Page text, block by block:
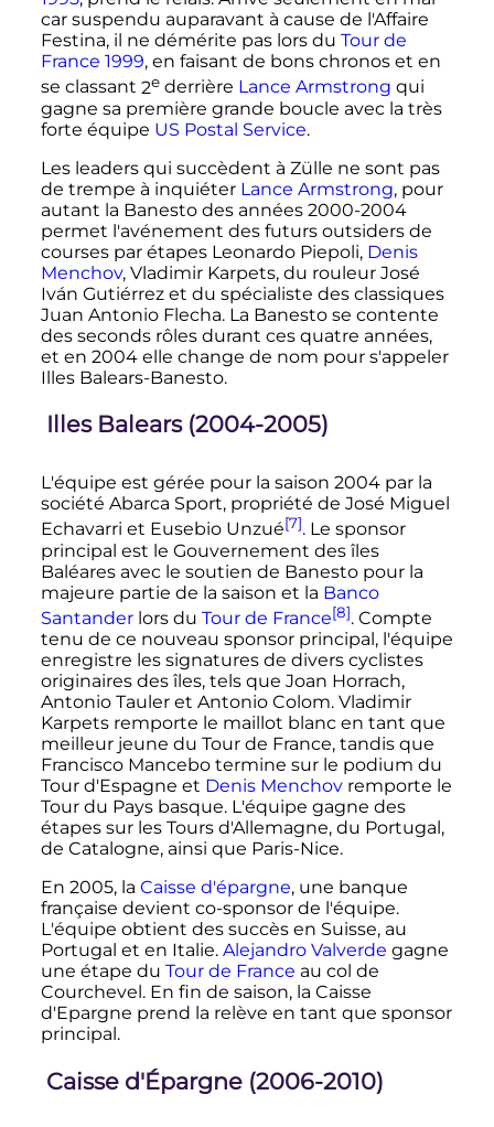
car suspendu auparavant à cause de l'Affaire
Festina, il ne démérite pas lors du Tour de
France 1999, en faisant de bons chronos et en
se classant 2e derrière Lance Armstrong qui
gagne sa première grande boucle avec la très
forte équipe US Postal Service.
Les leaders qui succèdent à Zülle ne sont pas
de trempe à inquiéter Lance Armstrong, pour
autant la Banesto des années 2000-2004
permet l'avénement des futurs outsiders de
courses par étapes Leonardo Piepoli, Denis
Menchov, Vladimir Karpets, du rouleur José
Iván Gutiérrez et du spécialiste des classiques
Juan Antonio Flecha. La Banesto se contente
des seconds rôles durant ces quatre années,
et en 2004 elle change de nom pour s'appeler
Illes Balears-Banesto.
Illes Balears (2004-2005)
L'équipe est gérée pour la saison 2004 par la
société Abarca Sport, propriété de José Miguel
Echavarri et Eusebio Unzué[7]. Le sponsor
principal est le Gouvernement des îles
Baléares avec le soutien de Banesto pour la
majeure partie de la saison et la Banco
Santanderlors du Tour de France[8]. Compte
tenu de ce nouveau sponsor principal, l'équipe
enregistre les signatures de divers cyclistes
originaires des îles, tels que Joan Horrach,
Antonio Tauler et Antonio Colom. Vladimir
Karpets remporte le maillot blanc en tant que
meilleur jeune du Tour de France, tandis que
Francisco Mancebo termine sur le podium du
Tour d'Espagne et Denis Menchovremporte le
Tour du Pays basque. L'équipe gagne des
étapes sur les Tours d'Allemagne, du Portugal,
de Catalogne, ainsi que Paris-Nice.
En 2005, la Caisse d'épargne, une banque
française devient co-sponsor de l'équipe.
L'équipe obtient des succès en Suisse, au
Portugal et en Italie. Alejandro Valverde gagne
une étape du Tour de France au col de
Courchevel. En fin de saison, la Caisse
d'Epargne prend la relève en tant que sponsor
principal.
Caisse d'Épargne (2006-2010)